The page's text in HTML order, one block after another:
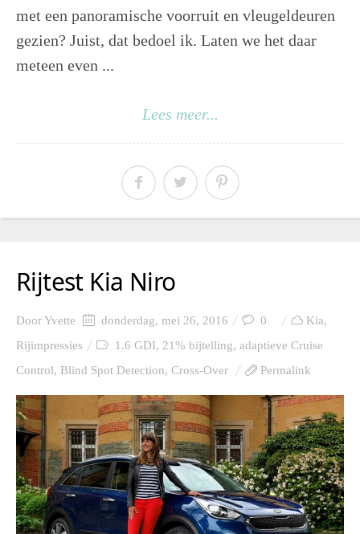
met een panoramische voorruit en vleugeldeuren
gezien? Juist, dat bedoel ik. Laten we het daar
meteen even ...
Lees meer...
Rijtest Kia Niro
DoorYvette donderdag, mei 26, 2016 0 Kia,
Rijimpressies
1.6 GDI, 21% bijtelling, adaptieve Cruise
Control, Blind Spot Detection, Cross-Over Permalink